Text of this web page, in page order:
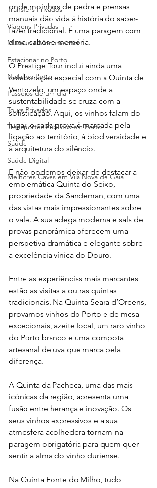
Transfers Privados
Viagens Privadas
Museus e Monumentos
Estacionar no Porto
Natal no Porto
Passeios de um dia
Tours Privados
Transportes Públicos em Porto
Saúde
Saúde Digital
Melhores Caves em Vila Nova de Gaia
onde moinhos de pedra e prensas
manuais dão vida à história do saber-
fazer tradicional. É uma paragem com
alma, sabor e memória.
O Prestige Tour inclui ainda uma
colaboração especial com a Quinta de
Ventozelo, um espaço onde a
sustentabilidade se cruza com a
sofisticação. Aqui, os vinhos falam do
lugar, e cada prova é marcada pela
ligação ao território, à biodiversidade e
à arquitetura do silêncio.
E não podemos deixar de destacar a
emblemática Quinta do Seixo,
propriedade da Sandeman, com uma
das vistas mais impressionantes sobre
o vale. A sua adega moderna e sala de
provas panorâmica oferecem uma
perspetiva dramática e elegante sobre
a excelência vínica do Douro.
Entre as experiências mais marcantes
estão as visitas a outras quintas
tradicionais. Na Quinta Seara d’Ordens,
provamos vinhos do Porto e de mesa
excecionais, azeite local, um raro vinho
do Porto branco e uma compota
artesanal de uva que marca pela
diferença.
A Quinta da Pacheca, uma das mais
icónicas da região, apresenta uma
fusão entre herança e inovação. Os
seus vinhos expressivos e a sua
atmosfera acolhedora tornam-na
paragem obrigatória para quem quer
sentir a alma do vinho duriense.
Na Quinta Fonte do Milho, tudo